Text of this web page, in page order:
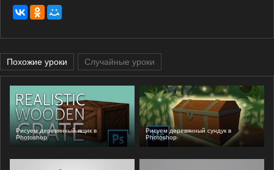
Похожие уроки Случайные уроки
Рисуем деревянный ящик в
Photoshop
Рисуем деревянный сундук в
Photoshop